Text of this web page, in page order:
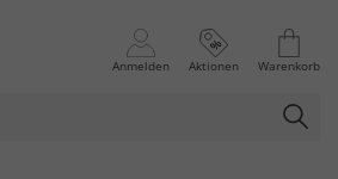
Anmelden Aktionen Warenkorb